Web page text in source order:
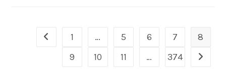
1 … 5 6 7
8
9
10 11 … 374